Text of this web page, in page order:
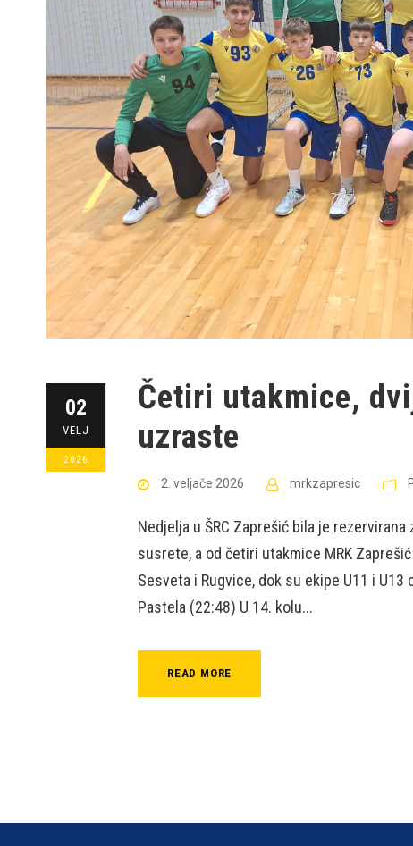
02
VELJ
2026
Četiri utakmice,
uzraste
2. veljače 2026 mrkzapresic
Nedjelja u ŠRC Zaprešić bila je
susrete, a od četiri utakmice MRK
Sesveta i Rugvice, dok su ekipe U11 i U13
Pastela (22:48) U 14. kolu...
READ MORE